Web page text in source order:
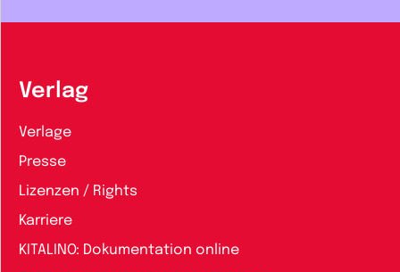
Verlag
Verlage
Presse
Lizenzen / Rights
Karriere
KITALINO: Dokumentation online